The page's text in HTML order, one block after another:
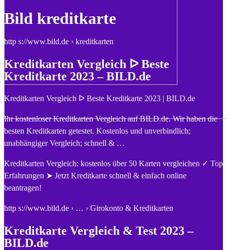
Bild kreditkarte
http s://www.bild.de › kreditkarten
Kreditkarten Vergleich ᐅ Beste
Kreditkarte 2023 – BILD.de
Kreditkarten Vergleich ᐅ Beste Kreditkarte 2023 | BILD.de
Ihr kostenloser Kreditkarten Vergleich auf BILD.de. Wir haben die
besten Kreditkarten getestet. Kostenlos und unverbindlich;
unabhängiger Vergleich; schnell & …
Kreditkarten Vergleich: kostenlos über 50 Karten vergleichen ✓ Top
Erfahrungen ➤ Jetzt Kreditkarte schnell & einfach online
beantragen!
http s://www.bild.de › … › Girokonto & Kreditkarten
Kreditkarte Vergleich & Test 2023 –
BILD.de